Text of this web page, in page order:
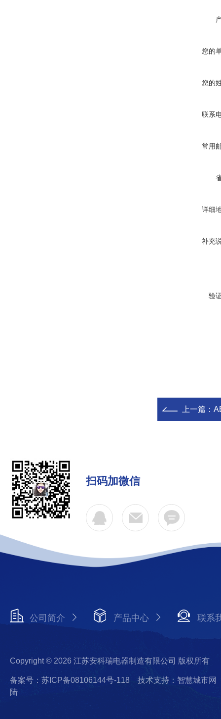
您的
您的
联系
常用
详细
补充
验
上一篇：
扫码加微信
公司简介 产品中心 联系
Copyright © 2026 江苏安科瑞电器制造有限公司 版权所有
备案号：苏ICP备08106144号-118
技术支持：智慧城市网
陆